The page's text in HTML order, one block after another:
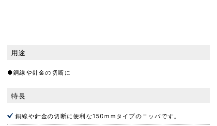
用途
●銅線や針金の切断に
特長
銅線や針金の切断に便利な150mmタイプのニッパです。